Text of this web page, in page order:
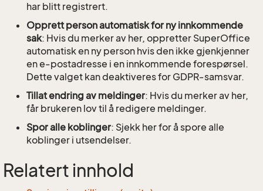
har blitt registrert.
Opprett person automatisk for ny innkommende
sak: Hvis du merker av her, oppretter SuperOffice
automatisk en ny person hvis den ikke gjenkjenner
en e-postadresse i en innkommende forespørsel.
Dette valget kan deaktiveres for GDPR-samsvar.
Tillat endring av meldinger: Hvis du merker av her,
får brukeren lov til å redigere meldinger.
Spor alle koblinger: Sjekk her for å spore alle
koblinger i utsendelser.
Relatert innhold